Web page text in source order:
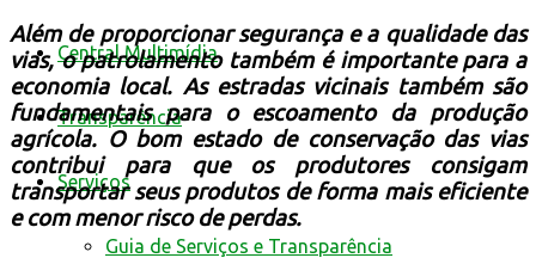
Central Multimídia
Transparência
Serviços
Guia de Serviços e Transparência
Além de proporcionar segurança e a qualidade das
vias, o patrolamento também é importante para a
economia local. As estradas vicinais também são
fundamentais para o escoamento da produção
agrícola. O bom estado de conservação das vias
contribui para que os produtores consigam
transportar seus produtos de forma mais eficiente
e com menor risco de perdas.